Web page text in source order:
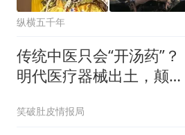
纵横五千年
传统中医只会“开汤药”？
明代医疗器械出土，颠覆
笑破肚皮情报局